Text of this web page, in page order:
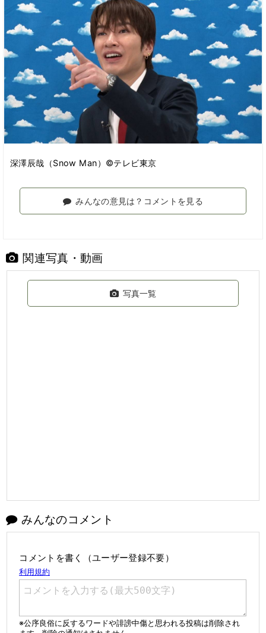
深澤辰哉（Snow Man）©テレビ東京
みんなの意見は？コメントを見る
関連写真・動画
写真一覧
みんなのコメント
コメントを書く（ユーザー登録不要）